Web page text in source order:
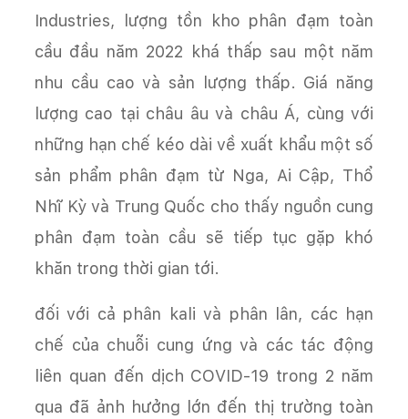
Industries, lượng tồn kho phân đạm toàn
cầu đầu năm 2022 khá thấp sau một năm
nhu cầu cao và sản lượng thấp. Giá năng
lượng cao tại châu âu và châu Á, cùng với
những hạn chế kéo dài về xuất khẩu một số
sản phẩm phân đạm từ Nga, Ai Cập, Thổ
Nhĩ Kỳ và Trung Quốc cho thấy nguồn cung
phân đạm toàn cầu sẽ tiếp tục gặp khó
khăn trong thời gian tới.
đối với cả phân kali và phân lân, các hạn
chế của chuỗi cung ứng và các tác động
liên quan đến dịch COVID-19 trong 2 năm
qua đã ảnh hưởng lớn đến thị trường toàn